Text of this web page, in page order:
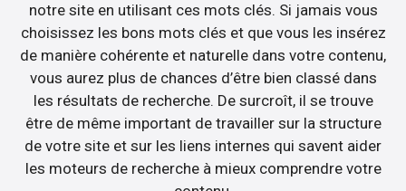
notre site en utilisant ces mots clés. Si jamais vous
choisissez les bons mots clés et que vous les insérez
de manière cohérente et naturelle dans votre contenu,
vous aurez plus de chances d’être bien classé dans
les résultats de recherche. De surcroît, il se trouve
être de même important de travailler sur la structure
de votre site et sur les liens internes qui savent aider
les moteurs de recherche à mieux comprendre votre